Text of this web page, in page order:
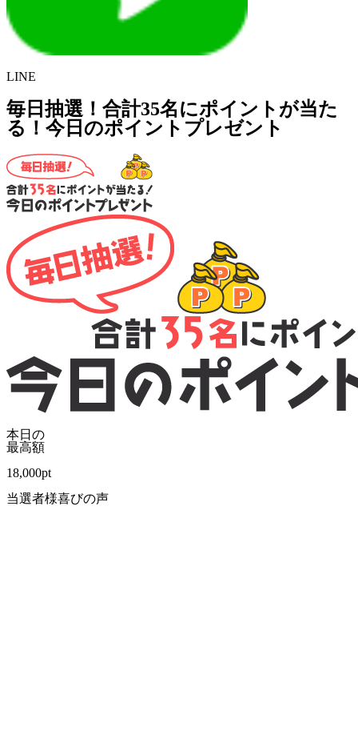
LINE
毎日抽選！合計35名にポイントが当た
る！今日のポイントプレゼント
本日の
最高額
18,000pt
当選者様喜びの声